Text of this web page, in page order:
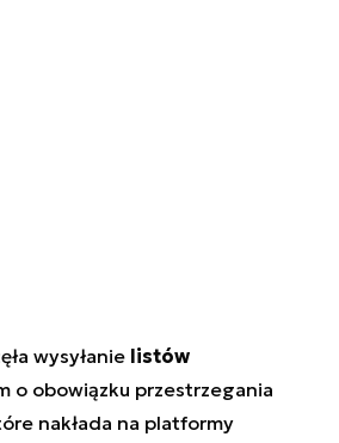
wysyłanie listów
o obowiązku przestrzegania
nakłada na platformy